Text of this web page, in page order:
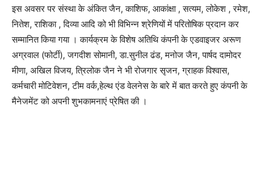
इस अवसर पर संस्था के अंकित जैन, काशिफ, आकांक्षा , सत्यम, लोकेश , रमेश,
नितेश, राशिका , दिव्या आदि को भी विभिन्न श्रेणियों में परितोषिक प्रदान कर
सम्मानित किया गया । कार्यक्रम के विशेष अतिथि कंपनी के एडवाइजर अरूण
अग्रवाल (फोर्टी), जगदीश सोमानी, डा.सुनील ढंड, मनोज जैन, पार्षद दामोदर
मीणा, अखिल विजय, त्रिलोक जैन ने भी रोजगार सृजन, ग्राहक विश्वास,
कर्मचारी मोटिवेशन, टीम वर्क,हेल्थ एंड वेलनेस के बारे में बात करते हुए कंपनी के
मैनेजमेंट को अपनी शुभकामनाएं प्रेषित की ।